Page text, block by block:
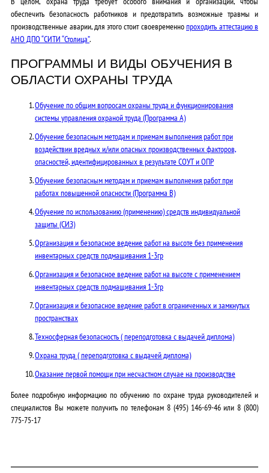
обеспечить безопасность работников и предотвратить возможные травмы и
производственные аварии, для этого стоит своевременнопроходить аттестацию в
АНО ДПО “СИТИ “Столица”.
ПРОГРАММЫ И ВИДЫ ОБУЧЕНИЯ В
ОБЛАСТИ ОХРАНЫ ТРУДА
Обучение по общим вопросам охраны труда и функционирования
системы управления охраной труда (Программа А)
Обучение безопасным методам и приемам выполнения работ при
воздействии вредных и/или опасных производственных факторов,
опасностей, идентифицированных в результате СОУТ и ОПР
Обучение безопасным методам и приемам выполнения работ при
работах повышенной опасности (Программа В)
Обучение по использованию (применению) средств индивидуальной
защиты (СИЗ)
Организация и безопасное ведение работ на высоте без применения
инвентарных средств подмащивания 1-3гр
Организация и безопасное ведение работ на высоте с применением
инвентарных средств подмащивания 1-3гр
Организация и безопасное ведение работ в ограниченных и замкнутых
пространствах
Техносферная безопасность ( переподготовка с выдачей диплома)
Охрана труда ( переподготовка с выдачей диплома)
Оказание первой помощи при несчастном случае на производстве
Более подробную информацию по обучению по охране труда руководителей и
специалистов Вы можете получить по телефонам 8 (495) 146-69-46или8 (800)
775-75-17